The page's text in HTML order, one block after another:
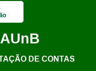
UnB
DE CONTAS